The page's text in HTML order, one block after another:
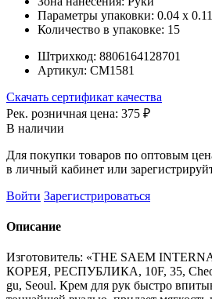
Параметры упаковки: 0.04 x
Количество в упаковке: 15
Штрихкод: 8806164128701
Артикул: СМ1581
Скачать сертификат качества
Рек. розничная цена: 375 ₽
В наличии
Для покупки товаров по оптовым
в личный кабинет или
Войти Зарегистрироваться
Описание
Изготовитель: «THE SAEM
КОРЕЯ, РЕСПУБЛИКА, 10F, 35,
gu, Seoul. Крем для рук быстро